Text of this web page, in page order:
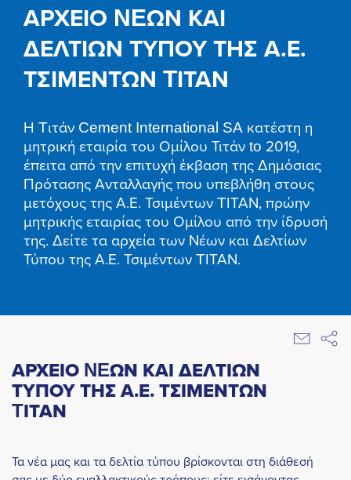
ΑΡΧΕΙΟ NEΩΝ ΚΑΙ
ΔΕΛΤΙΩΝ ΤΥΠΟΥ ΤΗΣ Α.Ε.
ΤΣΙΜΕΝΤΩΝ TΙΤΑΝ
Η Tιτάν Cement International SA κατέστη η
μητρική εταιρία του Ομίλου Τιτάν to 2019,
έπειτα από την επιτυχή έκβαση της Δημόσιας
Πρότασης Ανταλλαγής που υπεβλήθη στους
μετόχους της Α.Ε. Τσιμέντων TΙΤΑΝ, πρώην
μητρικής εταιρίας του Ομίλου από την ίδρυσή
της. Δείτε τα αρχεία των Νέων και Δελτίων
Τύπου της Α.Ε. Τσιμέντων TΙΤΑΝ.
ΑΡΧΕΙΟ NEΩΝ ΚΑΙ ΔΕΛΤΙΩΝ
ΤΥΠΟΥ ΤΗΣ Α.Ε. ΤΣΙΜΕΝΤΩΝ
TΙΤΑΝ
Τα νέα μας και τα δελτία τύπου βρίσκονται στη διάθεσή